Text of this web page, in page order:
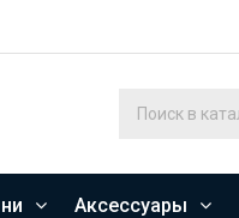
Аксессуары